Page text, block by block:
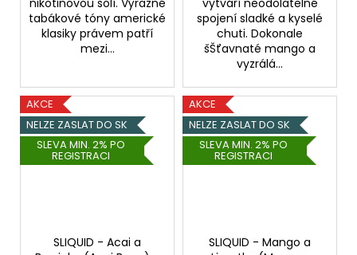
nikotinovou solí. Výrazné
tabákové tóny americké
klasiky právem patří
mezi...
vytváří neodolatelné
spojení sladké a kyselé
chuti. Dokonale
šŠťavnaté mango a
vyzrálá...
AKCE
NELZE ZASLAT DO SK
SLEVA MIN. 2% PO
REGISTRACI
SLIQUID - Acai a
AKCE
NELZE ZASLAT DO SK
SLEVA MIN. 2% PO
REGISTRACI
SLIQUID - Mango a